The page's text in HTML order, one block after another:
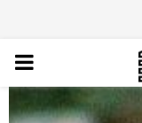
PRIMARY
MENU